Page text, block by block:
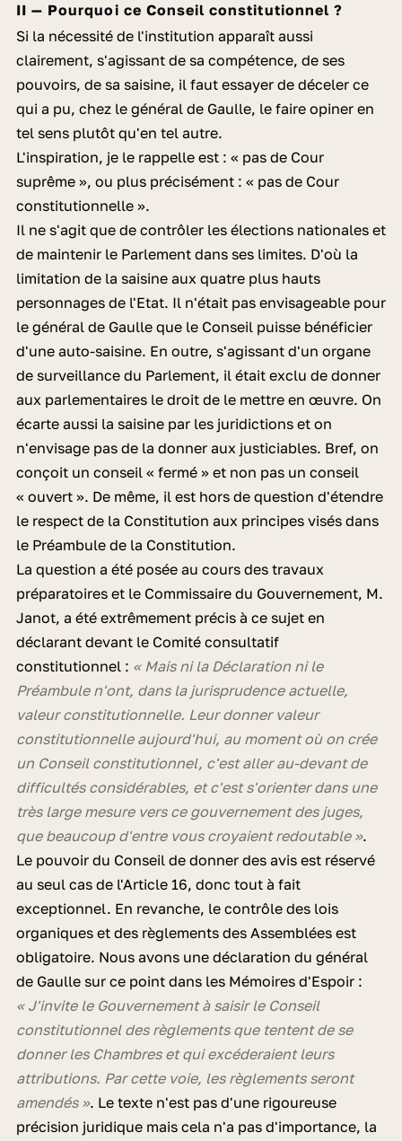
II — Pourquoi ce Conseil constitutionnel ?
Si la nécessité de l'institution apparaît aussi
clairement, s'agissant de sa compétence, de ses
pouvoirs, de sa saisine, il faut essayer de déceler ce
qui a pu, chez le général de Gaulle, le faire opiner en
tel sens plutôt qu'en tel autre.
L'inspiration, je le rappelle est : « pas de Cour
suprême », ou plus précisément : « pas de Cour
constitutionnelle ».
Il ne s'agit que de contrôler les élections nationales et
de maintenir le Parlement dans ses limites. D'où la
limitation de la saisine aux quatre plus hauts
personnages de l'Etat. Il n'était pas envisageable pour
le général de Gaulle que le Conseil puisse bénéficier
d'une auto-saisine. En outre, s'agissant d'un organe
de surveillance du Parlement, il était exclu de donner
aux parlementaires le droit de le mettre en œuvre. On
écarte aussi la saisine par les juridictions et on
n'envisage pas de la donner aux justiciables. Bref, on
conçoit un conseil « fermé » et non pas un conseil
« ouvert ». De même, il est hors de question d'étendre
le respect de la Constitution aux principes visés dans
le Préambule de la Constitution.
La question a été posée au cours des travaux
préparatoires et le Commissaire du Gouvernement, M.
Janot, a été extrêmement précis à ce sujet en
déclarant devant le Comité consultatif
constitutionnel : « Mais ni la Déclaration ni le
Préambule n'ont, dans la jurisprudence actuelle,
valeur constitutionnelle. Leur donner valeur
constitutionnelle aujourd'hui, au moment où on crée
un Conseil constitutionnel, c'est aller au-devant de
difficultés considérables, et c'est s'orienter dans une
très large mesure vers ce gouvernement des juges,
que beaucoup d'entre vous croyaient redoutable ».
Le pouvoir du Conseil de donner des avis est réservé
au seul cas de l'Article 16, donc tout à fait
exceptionnel. En revanche, le contrôle des lois
organiques et des règlements des Assemblées est
obligatoire. Nous avons une déclaration du général
de Gaulle sur ce point dans les Mémoires d'Espoir :
« J'invite le Gouvernement à saisir le Conseil
constitutionnel des règlements que tentent de se
donner les Chambres et qui excéderaient leurs
attributions. Par cette voie, les règlements seront
amendés ». Le texte n'est pas d'une rigoureuse
précision juridique mais cela n'a pas d'importance, la